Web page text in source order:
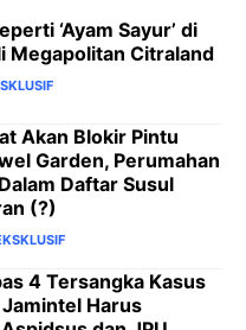
‘Ayam Sayur’ di
Megapolitan Citraland
Akan Blokir Pintu
Garden, Perumahan
Daftar Susul
(?)
4 Tersangka Kasus
Harus